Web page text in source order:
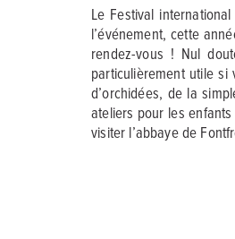
Le Festival
l’événement, cette
rendez-vous ! Nul
particulièrement utile si
d’orchidées, de la
ateliers pour les
visiter l’abbaye de